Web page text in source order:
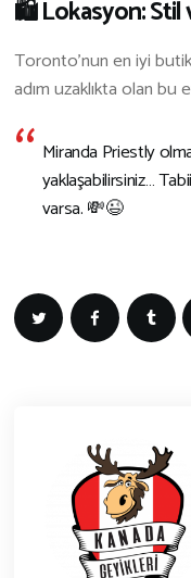
🛍️ Lokasyon: Stil
Toronto’nun en iyi
adım uzaklıkta olan
Miranda Priestly
yaklaşabilirsiniz… Tabii
varsa. 💸😉